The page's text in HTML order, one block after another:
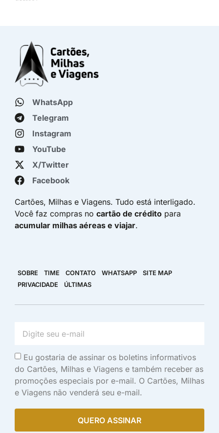
WhatsApp
Telegram
Instagram
YouTube
X/Twitter
Facebook
Cartões, Milhas e Viagens. Tudo está interligado.
Você faz compras no cartão de crédito para
acumular milhas aéreas e viajar.
SOBRE TIME CONTATO WHATSAPP
SITE MAP
PRIVACIDADE
ÚLTIMAS
Eu gostaria de assinar os boletins informativos
do Cartões, Milhas e Viagens e também receber as
promoções especiais por e-mail. O Cartões, Milhas
e Viagens não venderá seu e-mail.
QUERO ASSINAR